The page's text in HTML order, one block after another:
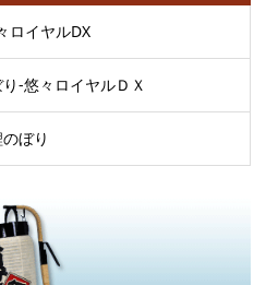
ロイヤルDX
-悠々ロイヤルＤＸ
ぼり